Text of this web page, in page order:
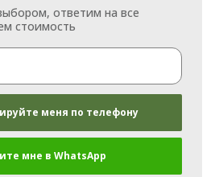
ответим на все
стоимость